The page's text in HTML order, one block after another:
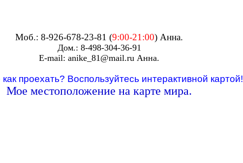
Моб.: 8-926-678-23-81 (9:00-21:00) Анна.
Дом.: 8-498-304-36-91
Е-mail: anike_81@mail.ru Анна.
проехать? Воспользуйтесь интерактивной картой!
Мое местоположение на карте мира.